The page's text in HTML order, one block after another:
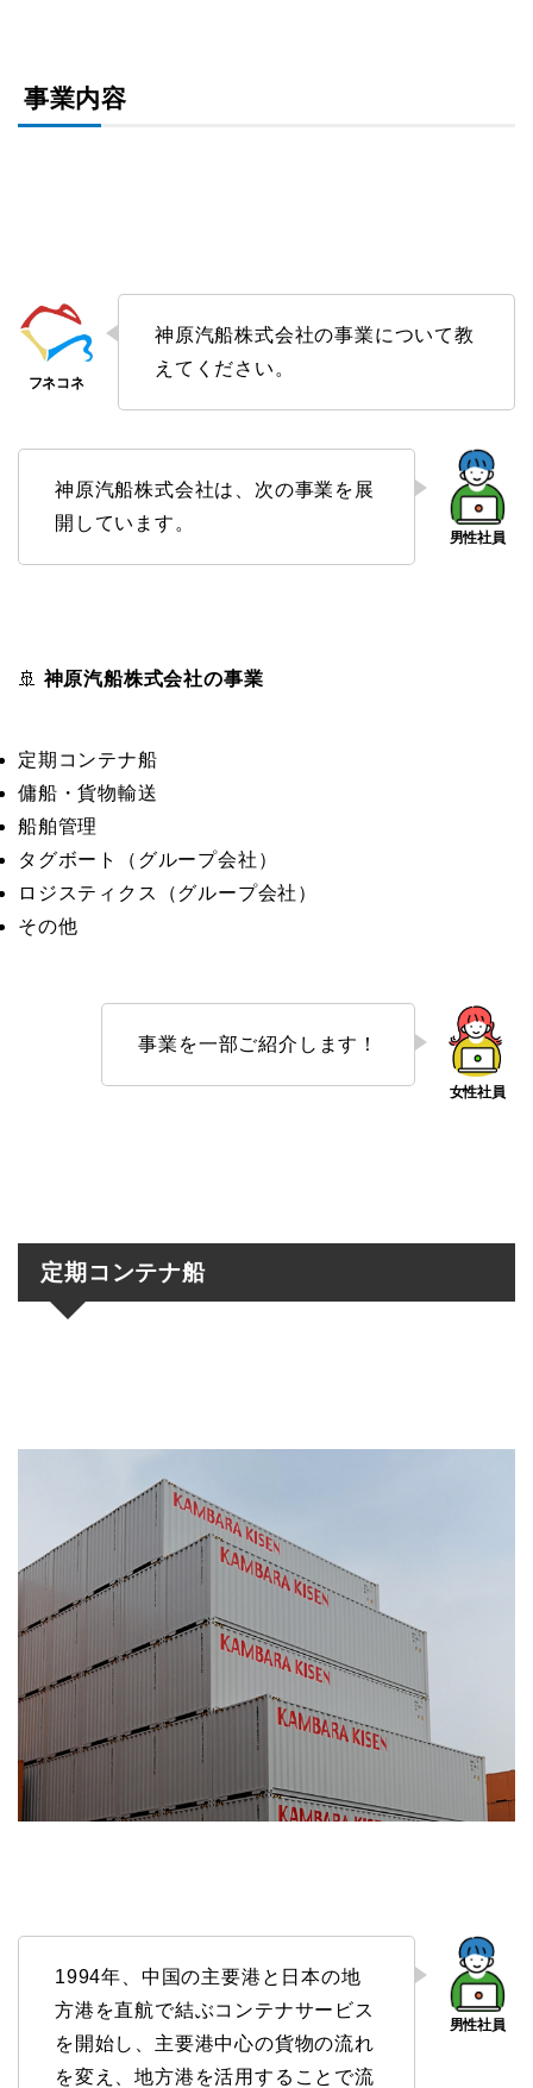
事業内容
神原汽船株式会社の事業について教
えてください。
神原汽船株式会社は、次の事業を展
開しています。
🚢 神原汽船株式会社の事業
定期コンテナ船
傭船・貨物輸送
船舶管理
タグボート（グループ会社）
ロジスティクス（グループ会社）
その他
事業を一部ご紹介します！
定期コンテナ船
1994年、中国の主要港と日本の地
方港を直航で結ぶコンテナサービス
を開始し、主要港中心の貨物の流れ
を変え、地方港を活用することで流